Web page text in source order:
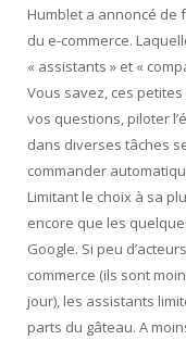
Humblet a annoncé de
du e-commerce.
« assistants » et «
Vous savez, ces
vos questions, piloter
dans diverses tâches
commander
Limitant le choix à sa
encore que les
Google. Si peu
commerce (ils sont
jour), les assistants
parts du gâteau. A